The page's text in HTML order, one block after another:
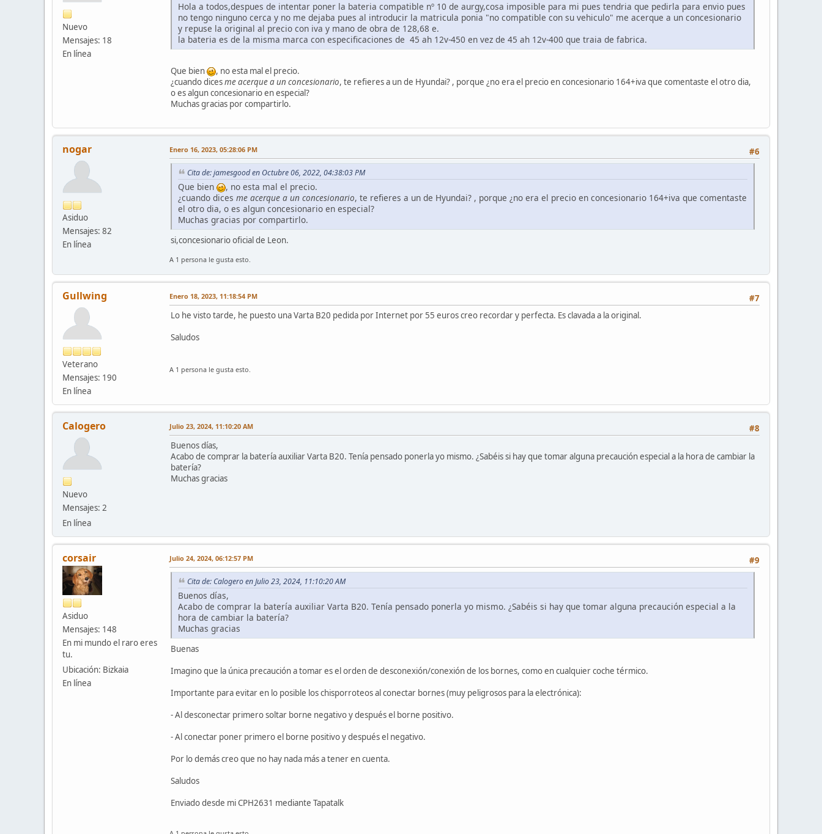
Nuevo
Mensajes: 18
En línea
Hola a todos,despues de intentar poner la bateria compatible nº 10 de aurgy,cosa imposible para mi pues tendria que pedirla para envio pues
no tengo ninguno cerca y no me dejaba pues al introducir la matricula ponia "no compatible con su vehiculo" me acerque a un concesionario
y repuse la original al precio con iva y mano de obra de 128,68 e.
la bateria es de la misma marca con especificaciones de 45 ah 12v-450 en vez de 45 ah 12v-400 que traia de fabrica.
Que bien
, no esta mal el precio.
¿cuando dicesme acerque a un concesionario, te refieres a un de Hyundai? , porque ¿no era el precio en concesionario 164+iva que comentaste el otro dia,
o es algun concesionario en especial?
Muchas gracias por compartirlo.
nogar
Asiduo
Mensajes: 82
En línea
#6
Enero 16, 2023, 05:28:06 PM
Cita de: jamesgood en Octubre 06, 2022, 04:38:03 PM
Que bien
, no esta mal el precio.
¿cuando dices me acerque a un concesionario, te refieres a un de Hyundai? , porque ¿no era el precio en concesionario 164+iva que comentaste
el otro dia, o es algun concesionario en especial?
Muchas gracias por compartirlo.
si,concesionario oficial de Leon.
A 1 persona le gusta esto.
Gullwing
Veterano
Mensajes: 190
En línea
#7
Enero 18, 2023, 11:18:54 PM
Lo he visto tarde, he puesto una Varta B20 pedida por Internet por 55 euros creo recordar y perfecta. Es clavada a la original.
Saludos
A 1 persona le gusta esto.
Calogero
Nuevo
Mensajes: 2
En línea
#8
Julio 23, 2024, 11:10:20 AM
Buenos días,
Acabo de comprar la batería auxiliar Varta B20. Tenía pensado ponerla yo mismo. ¿Sabéis si hay que tomar alguna precaución especial a la hora de cambiar la
batería?
Muchas gracias
corsair
Asiduo
Mensajes: 148
En mi mundo el raro eres
tu.
Ubicación: Bizkaia
En línea
#9
Julio 24, 2024, 06:12:57 PM
Cita de: Calogero en Julio 23, 2024, 11:10:20 AM
Buenos días,
Acabo de comprar la batería auxiliar Varta B20. Tenía pensado ponerla yo mismo. ¿Sabéis si hay que tomar alguna precaución especial a la
hora de cambiar la batería?
Muchas gracias
Buenas
Imagino que la única precaución a tomar es el orden de desconexión/conexión de los bornes, como en cualquier coche térmico.
Importante para evitar en lo posible los chisporroteos al conectar bornes (muy peligrosos para la electrónica):
- Al desconectar primero soltar borne negativo y después el borne positivo.
- Al conectar poner primero el borne positivo y después el negativo.
Por lo demás creo que no hay nada más a tener en cuenta.
Saludos
Enviado desde mi CPH2631 mediante Tapatalk